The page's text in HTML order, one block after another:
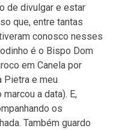
de divulgar e estar
que, entre tantas
conosco nesses
é o Bispo Dom
em Canela por
Pietra e meu
a data). E,
os
Também guardo